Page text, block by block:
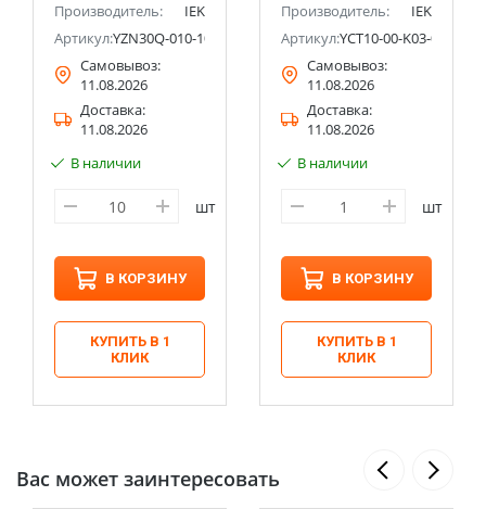
Производитель:
IEK
Артикул:YZN30Q-010-10P
Самовывоз:
11.08.2026
Доставка:
11.08.2026
В наличии
шт
В КОРЗИНУ
КУПИТЬ В 1
КЛИК
Производитель:
IEK
Артикул:YCT10-00-K03-002-A-4P
Самовывоз:
11.08.2026
Доставка:
11.08.2026
В наличии
шт
В КОРЗИНУ
КУПИТЬ В 1
КЛИК
Вас может заинтересовать